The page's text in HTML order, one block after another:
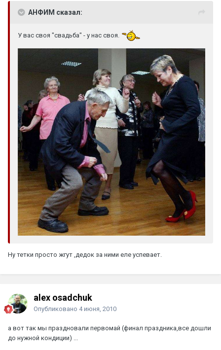
АНФИМ сказал:
У вас своя "свадьба" - у нас своя.
Ну тетки просто жгут ,дедок за ними еле успевает.
alex osadchuk
Опубликовано 4 июня, 2010
а вот так мы праздновали первомай (финал праздника,все дошли
до нужной кондиции) ...